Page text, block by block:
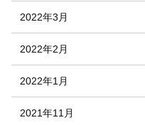
2022年3月
2022年2月
2022年1月
2021年11月